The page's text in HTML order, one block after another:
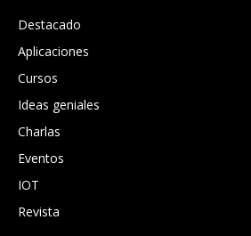
Destacado
Aplicaciones
Cursos
Ideas geniales
Charlas
Eventos
IOT
Revista